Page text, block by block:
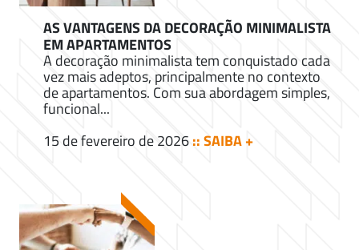
AS VANTAGENS DA DECORAÇÃO MINIMALISTA
EM APARTAMENTOS
A decoração minimalista tem conquistado cada
vez mais adeptos, principalmente no contexto
de apartamentos. Com sua abordagem simples,
funcional...
15 de fevereiro de 2026:: SAIBA +